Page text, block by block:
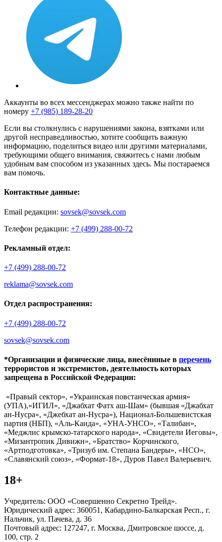
Аккаунты во всех мессенджерах можно также найти по
номеру +7 (985) 189-28-20
Если вы столкнулись с нарушениями закона, взятками или
другой несправедливостью, хотите сообщить важную
информацию, поделиться видео или другими материалами,
требующими общего внимания, свяжитесь с нами любым
удобным вам способом из указанных здесь. Мы постараемся
вам помочь.
Контактные данные:
Email редакции: sovsek@sovsek.com
Телефон редакции: +7 (499) 288-00-72
Рекламный отдел:
+7 (499) 288-00-72
reklama@sovsek.com
Отдел распространения:
+7 (499) 288-00-72
sovsek@sovsek.com
*Организации и физические лица, внесённные в перечень
террористов и экстремистов, деятельность которых
запрещена в Российской Федерации:
«Правый сектор», «Украинская повстанческая армия»
(УПА),«ИГИЛ», «Джабхат Фатх аш-Шам» (бывшая «Джабхат
ан-Нусра», «Джебхат ан-Нусра»), Национал-Большевистская
партия (НБП), «Аль-Каида», «УНА-УНСО», «Талибан»,
«Меджлис крымско-татарского народа», «Свидетели Иеговы»,
«Мизантропик Дивижн», «Братство» Корчинского,
«Артподготовка», «Тризуб им. Степана Бандеры», «НСО»,
«Славянский союз», «Формат-18», Дуров Павел Валерьевич.
18+
Учредитель: ООО «Совершенно Секретно Трейд».
Юридический адрес: 360051, Кабардино-Балкарская Респ., г.
Нальчик, ул. Пачева, д. 36
Почтовый адрес: 127247, г. Москва, Дмитровское шоссе, д.
100, стр. 2